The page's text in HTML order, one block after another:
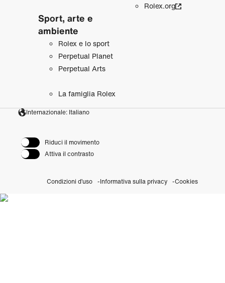
Sport, arte e
ambiente
Rolex e lo sport
Perpetual Planet
Perpetual Arts
La famiglia Rolex
Rolex.org
Internazionale: Italiano
Riduci il movimento
Attiva il contrasto
Condizioni d’uso Informativa sulla privacy Cookies